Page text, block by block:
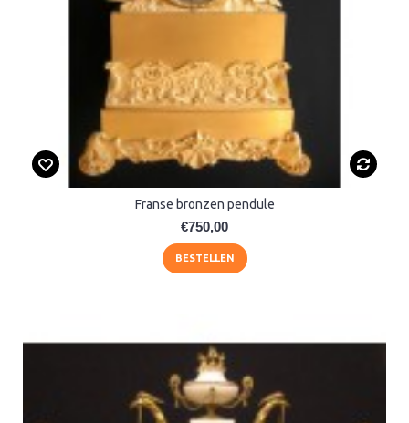
Franse bronzen pendule
€750,00
BESTELLEN